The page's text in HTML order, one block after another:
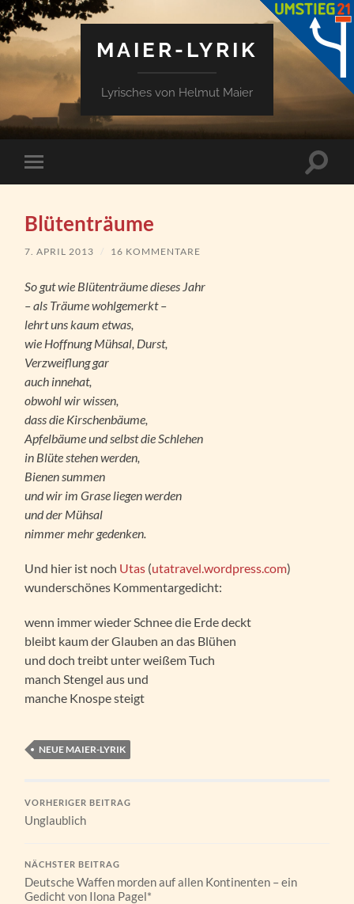
MAIER-LYRIK
Lyrisches von Helmut Maier
Mobile-
Menü
Blütenträume
7. APRIL 2013 / 16 KOMMENTARE
So gut wie Blütenträume dieses Jahr
– als Träume wohlgemerkt –
lehrt uns kaum etwas,
wie Hoffnung Mühsal, Durst,
Verzweiflung gar
auch innehat,
obwohl wir wissen,
dass die Kirschenbäume,
Apfelbäume und selbst die Schlehen
in Blüte stehen werden,
Bienen summen
und wir im Grase liegen werden
und der Mühsal
nimmer mehr gedenken.
Und hier ist noch Utas (utatravel.wordpress.com)
wunderschönes Kommentargedicht:
wenn immer wieder Schnee die Erde deckt
bleibt kaum der Glauben an das Blühen
und doch treibt unter weißem Tuch
manch Stengel aus und
manche Knospe steigt
NEUE MAIER-LYRIK
VORHERIGER BEITRAG
Unglaublich
NÄCHSTER BEITRAG
Deutsche Waffen morden auf allen Kontinenten – ein
Gedicht von Ilona Pagel*